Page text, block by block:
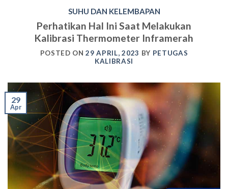
SUHU DAN KELEMBAPAN
Perhatikan Hal Ini Saat Melakukan
Kalibrasi Thermometer Inframerah
POSTED ON29 APRIL, 2023 BY PETUGAS
KALIBRASI
29
Apr